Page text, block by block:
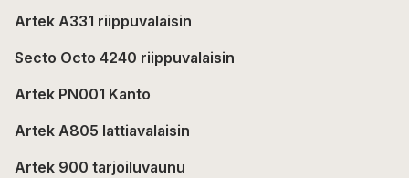
Artek A331 riippuvalaisin
Secto Octo 4240 riippuvalaisin
Artek PN001 Kanto
Artek A805 lattiavalaisin
Artek 900 tarjoiluvaunu